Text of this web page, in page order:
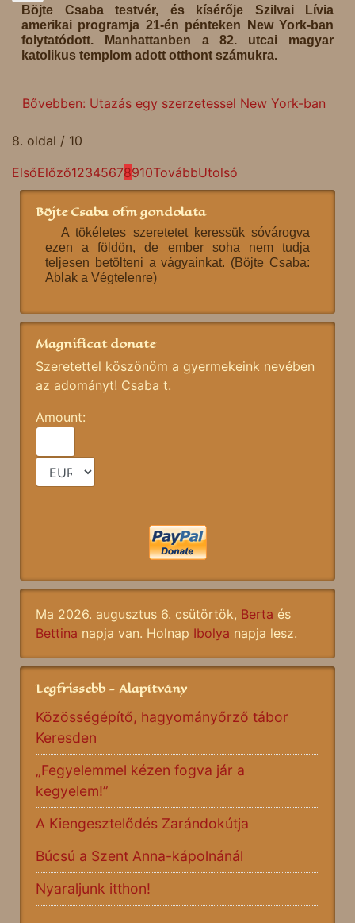
Böjte Csaba testvér, és kísérője Szilvai Lívia
amerikai programja 21-én pénteken New York-ban
folytatódott. Manhattanben a 82. utcai magyar
katolikus templom adott otthont számukra.
Bővebben: Utazás egy szerzetessel New York-ban
8. oldal / 10
ElsőElőző12345678910TovábbUtolsó
Böjte Csaba ofm gondolata
A tökéletes szeretetet keressük sóvárogva
ezen a földön, de ember soha nem tudja
teljesen betölteni a vágyainkat. (Böjte Csaba:
Ablak a Végtelenre)
Magnificat donate
Szeretettel köszönöm a gyermekeink nevében
az adományt! Csaba t.
Amount:
Ma 2026. augusztus 6. csütörtök, Berta és
Bettina napja van. Holnap Ibolya napja lesz.
Legfrissebb - Alapítvány
Közösségépítő, hagyományőrző tábor
Keresden
„Fegyelemmel kézen fogva jár a
kegyelem!”
A Kiengesztelődés Zarándokútja
Búcsú a Szent Anna-kápolnánál
Nyaraljunk itthon!